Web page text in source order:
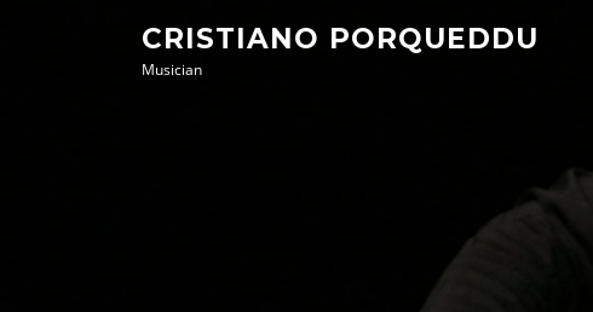
CRISTIANO PORQUEDDU
Musician